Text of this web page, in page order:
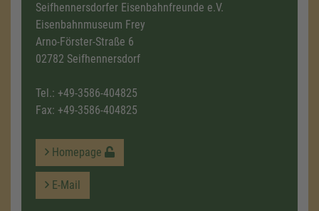
Seifhennersdorfer Eisenbahnfreunde e.V.
Eisenbahnmuseum Frey
Arno-Förster-Straße 6
02782 Seifhennersdorf
Tel.: +49-3586-404825
Fax: +49-3586-404825
Homepage
E-Mail